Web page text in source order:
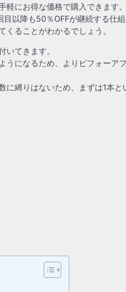
にお得な価格で購入できます。
以降も50％OFFが継続する仕組
ることがわかるでしょう。
いてきます。
うになるため、よりビフォーア
縛りはないため、まずは1本と